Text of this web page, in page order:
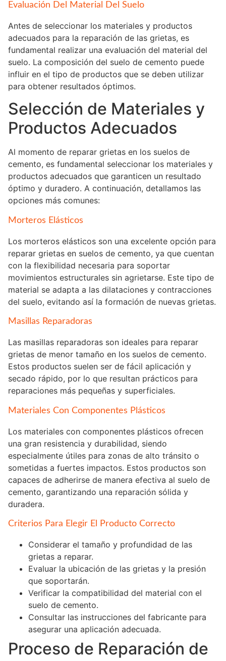
Evaluación Del Material Del Suelo
Antes de seleccionar los materiales y productos
adecuados para la reparación de las grietas, es
fundamental realizar una evaluación del material del
suelo. La composición del suelo de cemento puede
influir en el tipo de productos que se deben utilizar
para obtener resultados óptimos.
Selección de Materiales y
Productos Adecuados
Al momento de reparar grietas en los suelos de
cemento, es fundamental seleccionar los materiales y
productos adecuados que garanticen un resultado
óptimo y duradero. A continuación, detallamos las
opciones más comunes:
Morteros Elásticos
Los morteros elásticos son una excelente opción para
reparar grietas en suelos de cemento, ya que cuentan
con la flexibilidad necesaria para soportar
movimientos estructurales sin agrietarse. Este tipo de
material se adapta a las dilataciones y contracciones
del suelo, evitando así la formación de nuevas grietas.
Masillas Reparadoras
Las masillas reparadoras son ideales para reparar
grietas de menor tamaño en los suelos de cemento.
Estos productos suelen ser de fácil aplicación y
secado rápido, por lo que resultan prácticos para
reparaciones más pequeñas y superficiales.
Materiales Con Componentes Plásticos
Los materiales con componentes plásticos ofrecen
una gran resistencia y durabilidad, siendo
especialmente útiles para zonas de alto tránsito o
sometidas a fuertes impactos. Estos productos son
capaces de adherirse de manera efectiva al suelo de
cemento, garantizando una reparación sólida y
duradera.
Criterios Para Elegir El Producto Correcto
Considerar el tamaño y profundidad de las
grietas a reparar.
Evaluar la ubicación de las grietas y la presión
que soportarán.
Verificar la compatibilidad del material con el
suelo de cemento.
Consultar las instrucciones del fabricante para
asegurar una aplicación adecuada.
Proceso de Reparación de